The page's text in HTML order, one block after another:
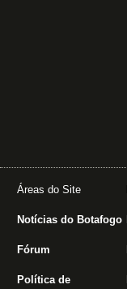
Áreas do Site
Notícias do Botafogo
Fórum
Política de